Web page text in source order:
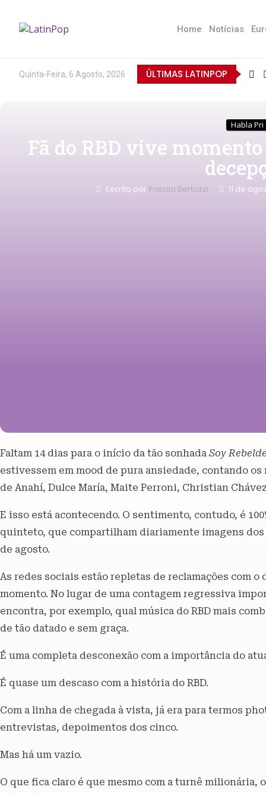
Home Notícias
Quinta-Feira, 6 Agosto, 2026 ÚLTIMAS LATINPOP
Habla Pri
Fã do RBD vive
Escrito por Priscila Bertozzi 11 de
Faltam 14 dias para o início da tão sonhada Soy
estivessem em mood de pura ansiedade, contando
de Anahí, Dulce María, Maite Perroni, Christian
E isso está acontecendo. O sentimento, contudo, é
quinteto, que compartilham diariamente imagens dos
de agosto.
As redes sociais estão repletas de reclamações com
momento. No lugar de uma contagem regressiva
encontra, por exemplo, qual música do RBD mais
de tão datado e sem graça.
É uma completa desconexão com a importância do
É quase um descaso com a história do RBD.
Com a linha de chegada à vista, já era para termos
entrevistas, depoimentos dos cinco.
Mas há um vazio.
O que fica claro é que mesmo com a turnê milionária,